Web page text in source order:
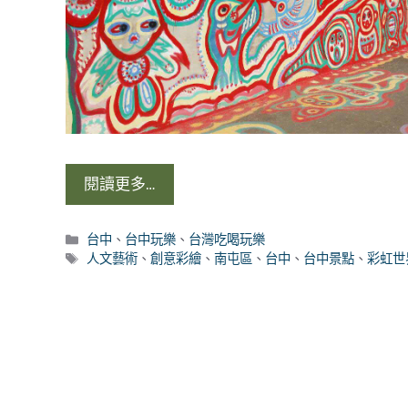
閱讀更多…
分
類
台中 、 台中玩樂 、 台灣吃喝玩樂
標
人文藝術 、創意彩繪 、南屯區 、 台中 、 台中景點 、彩虹